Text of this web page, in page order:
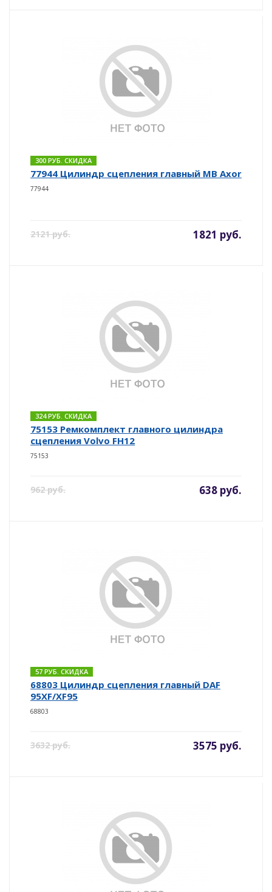
300 РУБ. СКИДКА
77944 Цилиндр сцепления главный MB Axor
77944
2121 руб. 1821 руб.
324 РУБ. СКИДКА
75153 Ремкомплект главного цилиндра
сцепления Volvo FH12
75153
962 руб. 638 руб.
57 РУБ. СКИДКА
68803 Цилиндр сцепления главный DAF
95XF/XF95
68803
3632 руб. 3575 руб.